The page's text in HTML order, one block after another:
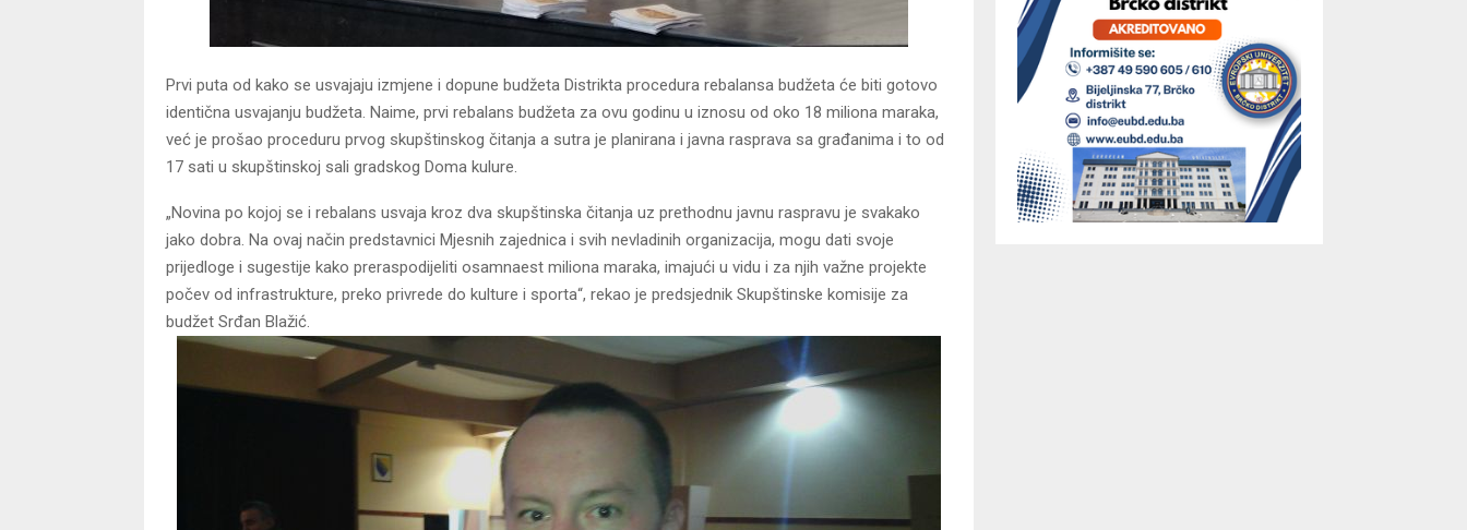
Prvi puta od kako se usvajaju izmjene i dopune budžeta Distrikta procedura rebalansa budžeta će biti gotovo
identična usvajanju budžeta. Naime, prvi rebalans budžeta za ovu godinu u iznosu od oko 18 miliona maraka,
već je prošao proceduru prvog skupštinskog čitanja a sutra je planirana i javna rasprava sa građanima i to od
17 sati u skupštinskoj sali gradskog Doma kulure.
„Novina po kojoj se i rebalans usvaja kroz dva skupštinska čitanja uz prethodnu javnu raspravu je svakako
jako dobra. Na ovaj način predstavnici Mjesnih zajednica i svih nevladinih organizacija, mogu dati svoje
prijedloge i sugestije kako preraspodijeliti osamnaest miliona maraka, imajući u vidu i za njih važne projekte
počev od infrastrukture, preko privrede do kulture i sporta“, rekao je predsjednik Skupštinske komisije za
budžet Srđan Blažić.